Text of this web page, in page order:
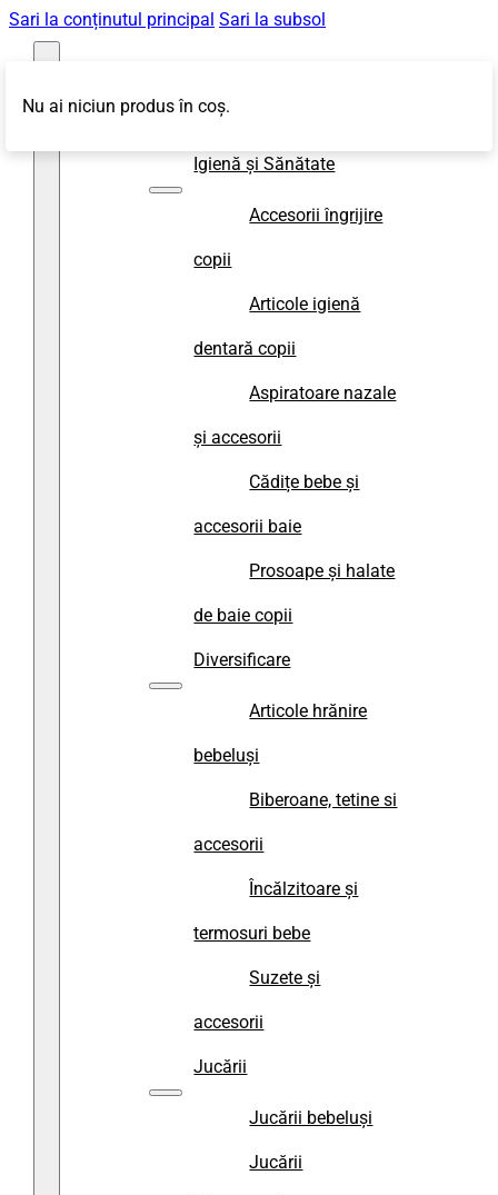
Sari la conținutul principal Sari la subsol
Igienă și Sănătate
Accesorii îngrijire
copii
Articole igienă
dentară copii
Aspiratoare nazale
și accesorii
Cădițe bebe și
accesorii baie
Prosoape și halate
de baie copii
Diversificare
Articole hrănire
bebeluși
Biberoane, tetine si
accesorii
Încălzitoare și
termosuri bebe
Suzete și
accesorii
Jucării
Jucării bebeluși
Jucării
Nu ai niciun produs în coș.